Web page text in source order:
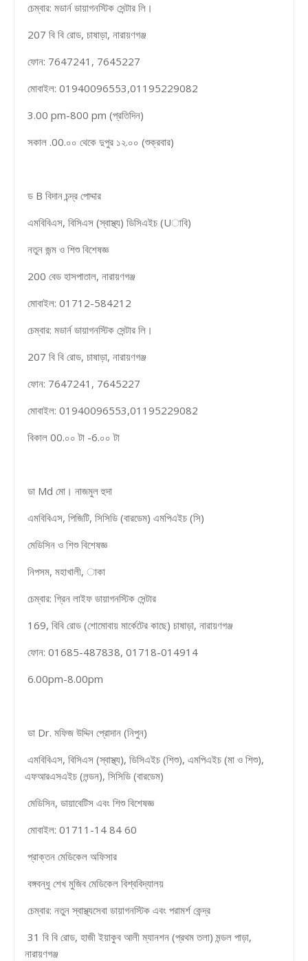
চেম্বার: মডার্ন ডায়াগনস্টিক সেন্টার লি।
207 বি বি রোড, চাষাড়া, নারায়ণগঞ্জ
ফোন: 7647241, 7645227
মোবাইল: 01940096553,01195229082
3.00 pm-800 pm (প্রতিদিন)
সকাল .00.০০ থেকে দুপুর ১২.০০ (শুক্রবার)
ড B বিদান চন্দ্র পোদ্দার
এমবিবিএস, বিসিএস (স্বাস্থ্য) ডিসিএইচ (Uাবি)
নতুন জন্ম ও শিশু বিশেষজ্ঞ
200 বেড হাসপাতাল, নারায়ণগঞ্জ
মোবাইল: 01712-584212
চেম্বার: মডার্ন ডায়াগনস্টিক সেন্টার লি।
207 বি বি রোড, চাষাড়া, নারায়ণগঞ্জ
ফোন: 7647241, 7645227
মোবাইল: 01940096553,01195229082
বিকাল 00.০০ টা -6.০০ টা
ডা Md মো। নাজমুল হুদা
এমবিবিএস, পিজিটি, সিসিডি (বারডেম) এমপিএইচ (সি)
মেডিসিন ও শিশু বিশেষজ্ঞ
নিপসম, মহাখালী, াকা
চেম্বার: গ্রিন লাইফ ডায়াগনস্টিক সেন্টার
169, বিবি রোড (শোমোবায় মার্কেটের কাছে) চাষাড়া, নারায়ণগঞ্জ
ফোন: 01685-487838, 01718-014914
6.00pm-8.00pm
ডা Dr. মফিজ উদ্দিন প্রোদান (নিপুন)
এমবিবিএস, বিসিএস (স্বাস্থ্য), ডিসিএইচ (শিশু), এমপিএইচ (মা ও শিশু),
এফআরএসএইচ (লন্ডন), সিসিডি (বারডেম)
মেডিসিন, ডায়াবেটিস এবং শিশু বিশেষজ্ঞ
মোবাইল: 01711-14 84 60
প্রাক্তন মেডিকেল অফিসার
বঙ্গবন্ধু শেখ মুজিব মেডিকেল বিশ্ববিদ্যালয়
চেম্বার: নতুন স্বাস্থ্যসেবা ডায়াগনস্টিক এবং পরামর্শ কেন্দ্র
31 বি বি রোড, হাজী ইয়াকুব আলী ম্যানশন (প্রথম তলা) মন্ডল পাড়া,
নারায়ণগঞ্জ